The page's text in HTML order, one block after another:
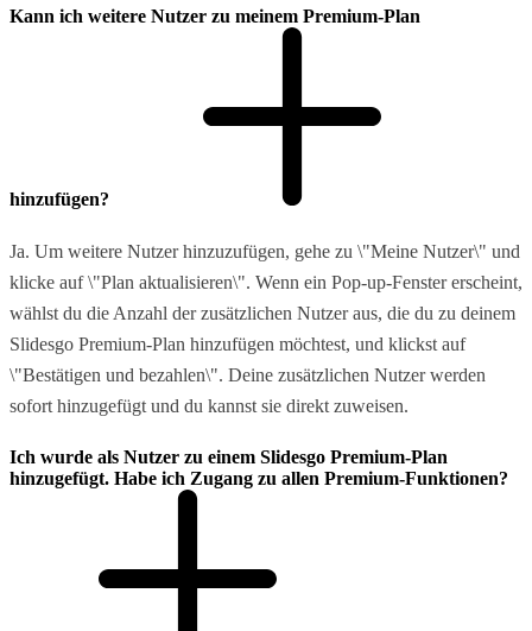
Kann ich weitere Nutzer zu meinem Premium-Plan
hinzufügen?
Ja. Um weitere Nutzer hinzuzufügen, gehe zu \"Meine Nutzer\" und
klicke auf \"Plan aktualisieren\". Wenn ein Pop-up-Fenster erscheint,
wählst du die Anzahl der zusätzlichen Nutzer aus, die du zu deinem
Slidesgo Premium-Plan hinzufügen möchtest, und klickst auf
\"Bestätigen und bezahlen\". Deine zusätzlichen Nutzer werden
sofort hinzugefügt und du kannst sie direkt zuweisen.
Ich wurde als Nutzer zu einem Slidesgo Premium-Plan
hinzugefügt. Habe ich Zugang zu allen Premium-Funktionen?